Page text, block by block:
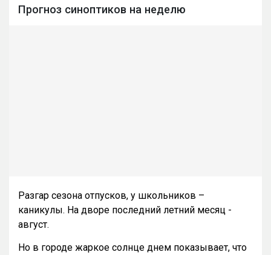
Прогноз синоптиков на неделю
Разгар сезона отпусков, у школьников –
каникулы. На дворе последний летний месяц -
август.
Но в городе жаркое солнце днем показывает, что